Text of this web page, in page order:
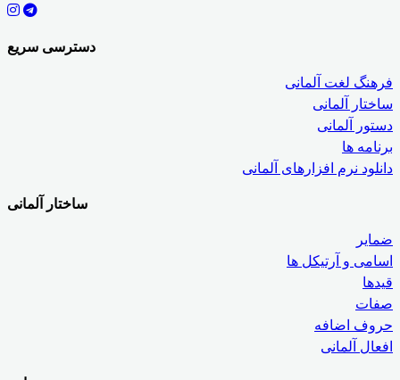
دسترسی سریع
فرهنگ لغت آلمانی
ساختار آلمانی
دستور آلمانی
برنامه ها
دانلود نرم افزارهای آلمانی
ساختار آلمانی
ضمایر
اسامی و آرتیکل ها
قیدها
صفات
حروف اضافه
افعال آلمانی